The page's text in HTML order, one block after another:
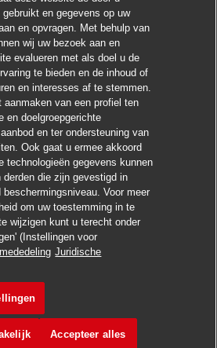
Solliciteren
Vacature opslaan
en gegevens op uw
en opvragen. Met behulp van
wij uw bezoek aan en
evalueren met als doel u de
te bieden en de inhoud of
en interesses af te stemmen.
aanmaken van een profiel ten
en doelgroepgerichte
en ter ondersteuning van
Ook gaat u ermee akkoord
technologieën gegevens kunnen
derden die zijn gevestigd in
beschermingsniveau. Voor meer
om uw toestemming in te
wijzigen kunt u terecht onder
(Instellingen voor
Juridische
Accepteer alles
baan? Chatbot-melding
zoeken